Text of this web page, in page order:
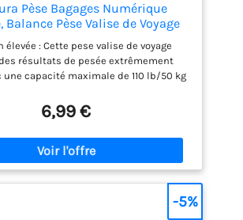
Pèse Bagages Numérique
Balance Pèse Valise de Voyage
Tare, Capacité Max 50
kg/110lb pour Voyage
élevée : Cette pese valise de voyage
résultats de pesée extrêmement
une capacité maximale de 110 lb/50 kg
être facilement modifiées en
vos besoins. Fonctionnalités complètes
de voyage dispose des fonctions de
et de tare, vous permettant de peser
ou colis sans souci, même si vous
Parfaite pour les voyageurs, elle
de devoir réorganiser vos bagages
6,99 €
-5%